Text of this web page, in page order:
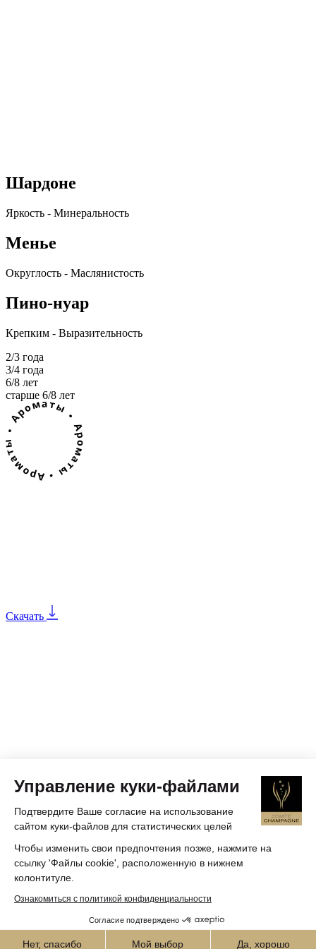
Управление куки-файлами
Подтвердите Ваше согласие на использование
сайтом куки-файлов для статистических целей
Чтобы изменить свои предпочтения позже, нажмите на
ссылку 'Файлы cookie', расположенную в нижнем
колонтитуле.
Ознакомиться с политикой конфиденциальности
Согласие подтверждено
Нет, спасибо Мой выбор Да, хорошо
Шардоне
Яркость - Минеральность
Менье
Округлость - Маслянистость
Пино-нуар
Крепким - Выразительность
2/3 года
3/4 года
6/8 лет
старше 6/8 лет
Скачать